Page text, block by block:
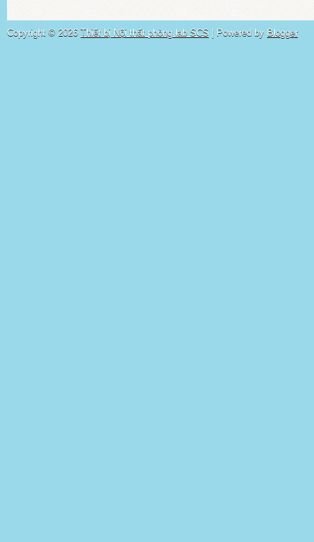
Copyright © 2026 Thiết bị Nội thất phòng lab SCS | Powered by Blogger